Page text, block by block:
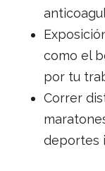
como el
por tu
Correr
deportes